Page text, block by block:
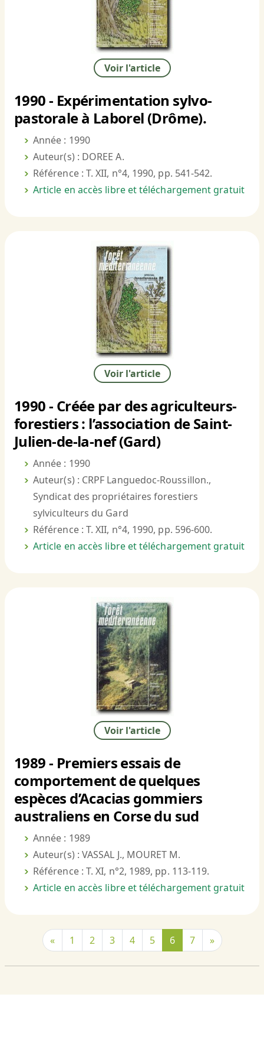
Voir l'article
1990 - Expérimentation sylvo-
pastorale à Laborel (Drôme).
Année : 1990
Auteur(s) : DOREE A.
Référence : T. XII, n°4, 1990, pp. 541-542.
Article en accès libre et téléchargement gratuit
Voir l'article
1990 - Créée par des agriculteurs-
forestiers : l’association de Saint-
Julien-de-la-nef (Gard)
Année : 1990
Auteur(s) : CRPF Languedoc-Roussillon.,
Syndicat des propriétaires forestiers
sylviculteurs du Gard
Référence : T. XII, n°4, 1990, pp. 596-600.
Article en accès libre et téléchargement gratuit
Voir l'article
1989 - Premiers essais de
comportement de quelques
espèces d’Acacias gommiers
australiens en Corse du sud
Année : 1989
Auteur(s) : VASSAL J., MOURET M.
Référence : T. XI, n°2, 1989, pp. 113-119.
Article en accès libre et téléchargement gratuit
« 1 2 3 4 5 6 7 »